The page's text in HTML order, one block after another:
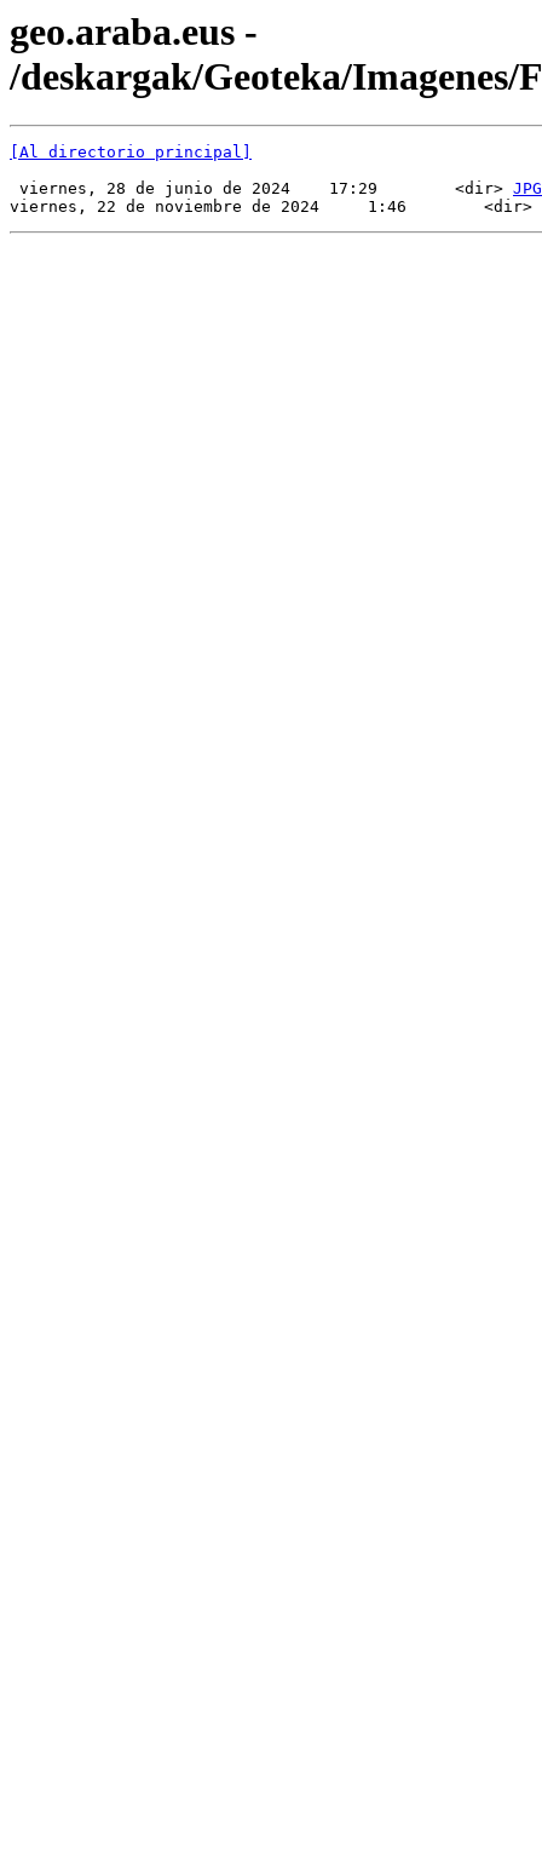
geo.araba.eus -
/deskargak/Geoteka/Imagenes/
[Al directorio principal]
viernes, 28 de junio de 2024    17:29        <dir> JPG
viernes, 22 de noviembre de 2024     1:46        <dir>